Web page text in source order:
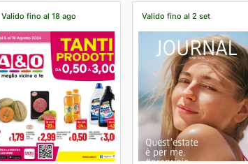
Valido fino al 18 ago Valido fino al 2 set